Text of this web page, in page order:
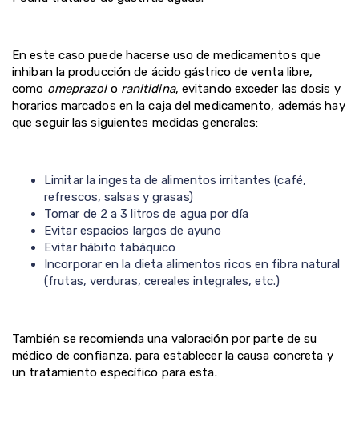
En este caso puede hacerse uso de medicamentos que
inhiban la producción de ácido gástrico de venta libre,
como omeprazol o ranitidina, evitando exceder las dosis y
horarios marcados en la caja del medicamento, además hay
que seguir las siguientes medidas generales:
Limitar la ingesta de alimentos irritantes (café,
refrescos, salsas y grasas)
Tomar de 2 a 3 litros de agua por día
Evitar espacios largos de ayuno
Evitar hábito tabáquico
Incorporar en la dieta alimentos ricos en fibra natural
(frutas, verduras, cereales integrales, etc.)
También se recomienda una valoración por parte de su
médico de confianza, para establecer la causa concreta y
un tratamiento específico para esta.